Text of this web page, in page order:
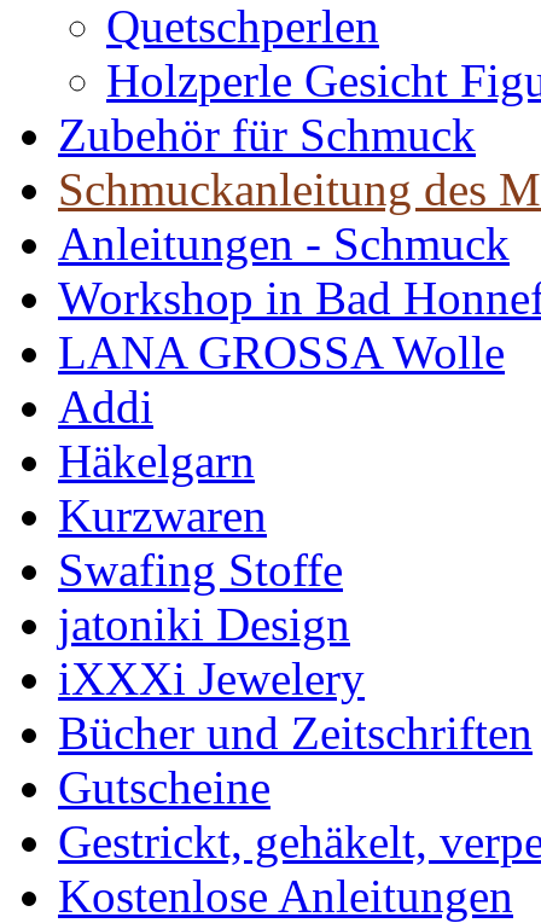
Quetschperlen
Holzperle Gesicht
Zubehör für Schmuck
Schmuckanleitung des
Anleitungen - Schmuck
Workshop in Bad
LANA GROSSA Wolle
Addi
Häkelgarn
Kurzwaren
Swafing Stoffe
jatoniki Design
iXXXi Jewelery
Bücher und Zeitschriften
Gutscheine
Gestrickt, gehäkelt,
Kostenlose Anleitungen